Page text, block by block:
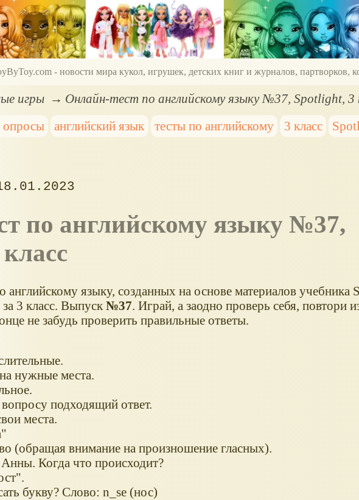
- новости мира кукол, игрушек, детских книг и журналов, партворков,
игры
Онлайн-тест по английскому языку №37, Spotlight, 3
опросы английский язык тесты по английскому 3 класс
английскому языку, созданных на основе материалов учебника
3 класс. Выпуск №37. Играй, а заодно проверь себя, повтори
не забудь проверить правильные ответы.
нужные места.
подходящий ответ.
места.
(обращая внимание на произношение гласных).
Когда что происходит?
букву? Слово: n_se (нос)